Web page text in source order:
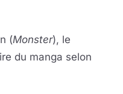
(Monster), le
du manga selon